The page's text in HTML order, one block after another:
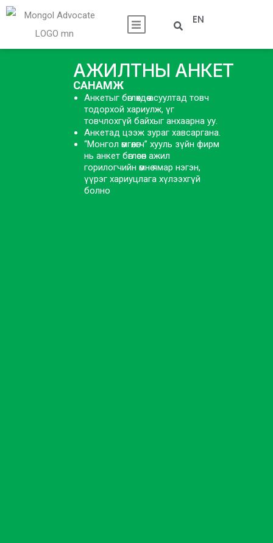
EN
АЖИЛТНЫ АНКЕТ
САНАМЖ
Анкетыг бөглөхдөө асуултад товч
тодорхой хариулж, үг
товчлохгүй байхыг анхаарна уу.
Анкетад цээж зураг хавсаргана.
“Монгол өмгөөлөгч” хууль зүйн фирм
нь анкет бөглөсөн ажил
горилогчийн өмнө ямар нэгэн,
үүрэг хариуцлага хүлээхгүй
болно